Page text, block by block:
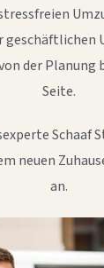
geschäftlichen
der Planung
Seite.
Schaaf
neuen
an.